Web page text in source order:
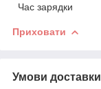
Час зарядки
Приховати
Умови доставки